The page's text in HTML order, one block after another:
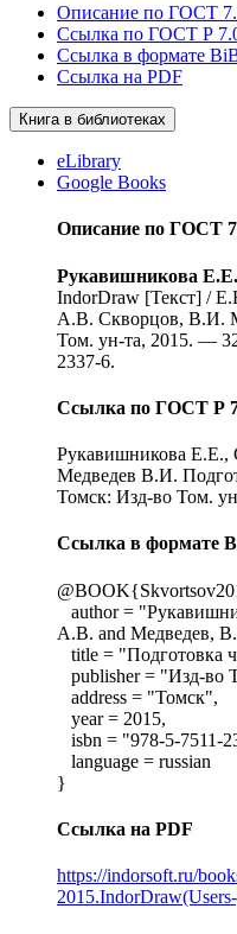
Описание по ГОСТ
Ссылка по ГОСТ Р
Ссылка в формате
Ссылка на PDF
Книга в библиотеках
eLibrary
Google Books
Описание по ГОСТ
Рукавишникова Е.Е.
IndorDraw [Текст] /
А.В. Скворцов, В.И.
Том. ун-та, 2015. —
2337-6.
Ссылка по ГОСТ Р
Рукавишникова
Медведев В.И.
Томск: Изд-во Том.
Ссылка в формате
author =
А.В. and Медведев,
title = "Подготовка
publisher = "Изд-во
address = "Томск",
year = 2015,
isbn = "978-5-7511-
language = russian
}
Ссылка на PDF
https://indorsoft.ru/